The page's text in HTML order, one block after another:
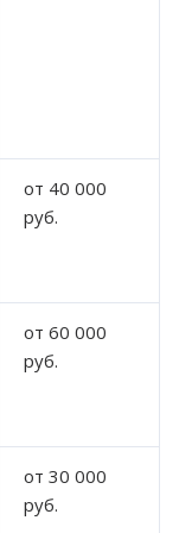
от 40 000
руб.
от 60 000
руб.
от 30 000
руб.